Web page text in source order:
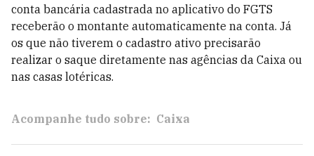
conta bancária cadastrada no aplicativo do FGTS
receberão o montante automaticamente na conta. Já
os que não tiverem o cadastro ativo precisarão
realizar o saque diretamente nas agências da Caixa ou
nas casas lotéricas.
Acompanhe tudo sobre: Caixa